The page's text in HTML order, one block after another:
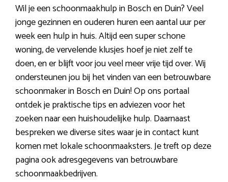
Wil je een schoonmaakhulp in Bosch en Duin? Veel
jonge gezinnen en ouderen huren een aantal uur per
week een hulp in huis. Altijd een super schone
woning, de vervelende klusjes hoef je niet zelf te
doen, en er blijft voor jou veel meer vrije tijd over. Wij
ondersteunen jou bij het vinden van een betrouwbare
schoonmaker in Bosch en Duin! Op ons portaal
ontdek je praktische tips en adviezen voor het
zoeken naar een huishoudelijke hulp. Daarnaast
bespreken we diverse sites waar je in contact kunt
komen met lokale schoonmaaksters. Je treft op deze
pagina ook adresgegevens van betrouwbare
schoonmaakbedrijven.